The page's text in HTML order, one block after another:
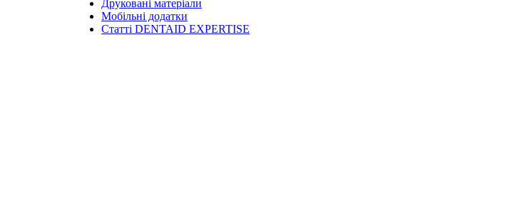
Друковані матеріали
Мобільні додатки
Статті DENTAID EXPERTISE